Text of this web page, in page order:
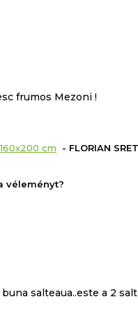
frumos Mezoni !
160x200 cm
- FLORIAN
véleményt?
salteaua..este a 2